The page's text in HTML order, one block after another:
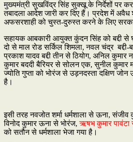
मुख्यमंत्री सुखविंद्र सिंह सुक्खू के निर्देशों पर
तबादला आदेश जारी कर दिए हैं। प्रदेश में अवैध
अफसरशाही को चुस्त-दुरुस्त करने के लिए
सहायक आबकारी आयुक्त कुंदन सिंह को बद्दी से
दो से माल रोड सर्किल शिमला, नवल चंद्र बद्दी-
प्रकाश यादव बद्दी तीन से ठियोग, अनिल
कुमार बददी बैरियर से सोलन एक, सुनील कुमार
ज्योति गुप्ता को भोरंज से उड़नदस्ता दक्षिण जोन
है।
इसी तरह नवजोत शर्मा धर्मशाला से ऊना, संजीव
विनोद कुमार ऊना से भोरंज,ऋषभ कुमार पावंटा
को सतौन से धर्मशाला भेजा गया है।